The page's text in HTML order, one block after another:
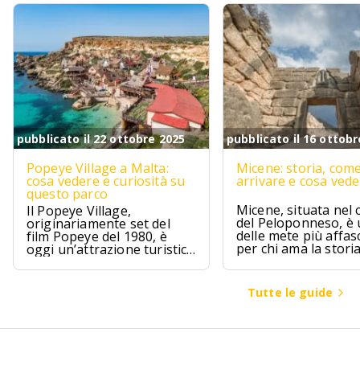
pubblicato il 22 ottobre 2025
Popeye Village a Malta:
cosa vedere e curiosità su
questo parco
Il Popeye Village,
originariamente set del
film Popeye del 1980, è
oggi un’attrazione turistica
ad Anchor Bay, Malta.
pubblicato il 16
Micene: storia,
arrivare e cosa
Micene, situata nel
del Peloponneso, è
delle mete più
per chi ama la
l’archeologia.
Tutte le guide